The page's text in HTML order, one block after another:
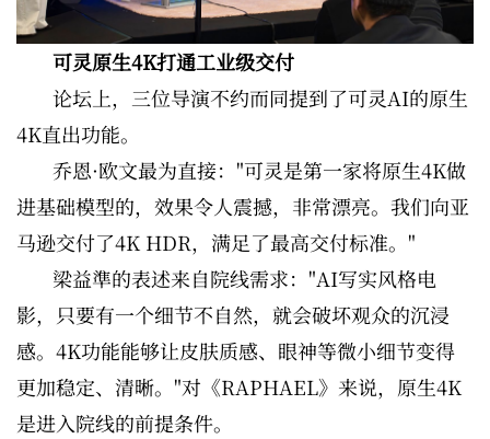
可灵原生4K打通工业级交付
论坛上，三位导演不约而同提到了可灵AI的原生
4K直出功能。
乔恩·欧文最为直接："可灵是第一家将原生4K做
进基础模型的，效果令人震撼，非常漂亮。我们向亚
马逊交付了4K HDR，满足了最高交付标准。"
梁益準的表述来自院线需求："AI写实风格电
影，只要有一个细节不自然，就会破坏观众的沉浸
感。4K功能能够让皮肤质感、眼神等微小细节变得
更加稳定、清晰。"对《RAPHAEL》来说，原生4K
是进入院线的前提条件。